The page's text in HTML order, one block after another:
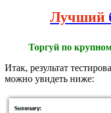
Лучший
Торгуй по
Итак, результат
можно увидеть ниже: